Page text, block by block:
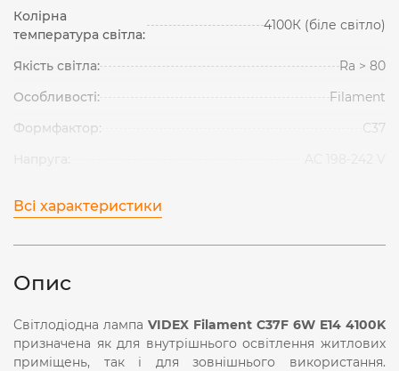
Колірна
температура світла:
4100К (біле світло)
Якість світла:
Ra > 80
Особливості:
Filament
Формфактор:
С37
Всі характеристики
Опис
Світлодіодна лампа VIDEX Filament C37F 6W E14 4100K
призначена як для внутрішнього освітлення житлових
приміщень, так і для зовнішнього використання.